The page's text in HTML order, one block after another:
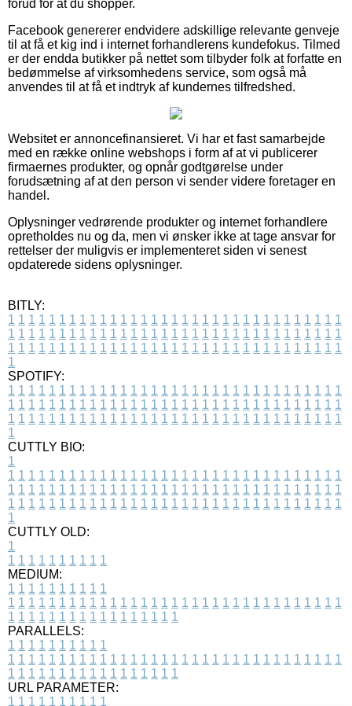
forud for at du shopper.
Facebook genererer endvidere adskillige relevante genveje
til at få et kig ind i internet forhandlerens kundefokus. Tilmed
er der endda butikker på nettet som tilbyder folk at forfatte en
bedømmelse af virksomhedens service, som også må
anvendes til at få et indtryk af kundernes tilfredshed.
Websitet er annoncefinansieret. Vi har et fast samarbejde
med en række online webshops i form af at vi publicerer
firmaernes produkter, og opnår godtgørelse under
forudsætning af at den person vi sender videre foretager en
handel.
Oplysninger vedrørende produkter og internet forhandlere
opretholdes nu og da, men vi ønsker ikke at tage ansvar for
rettelser der muligvis er implementeret siden vi senest
opdaterede sidens oplysninger.
BITLY:
1 1 1 1 1 1 1 1 1 1 1 1 1 1 1 1 1 1 1 1 1 1 1 1 1 1 1 1 1 1 1 1 1
1 1 1 1 1 1 1 1 1 1 1 1 1 1 1 1 1 1 1 1 1 1 1 1 1 1 1 1 1 1 1 1 1
1 1 1 1 1 1 1 1 1 1 1 1 1 1 1 1 1 1 1 1 1 1 1 1 1 1 1 1 1 1 1 1 1
1
SPOTIFY:
1 1 1 1 1 1 1 1 1 1 1 1 1 1 1 1 1 1 1 1 1 1 1 1 1 1 1 1 1 1 1 1 1
1 1 1 1 1 1 1 1 1 1 1 1 1 1 1 1 1 1 1 1 1 1 1 1 1 1 1 1 1 1 1 1 1
1 1 1 1 1 1 1 1 1 1 1 1 1 1 1 1 1 1 1 1 1 1 1 1 1 1 1 1 1 1 1 1 1
1
CUTTLY BIO:
1
1 1 1 1 1 1 1 1 1 1 1 1 1 1 1 1 1 1 1 1 1 1 1 1 1 1 1 1 1 1 1 1 1
1 1 1 1 1 1 1 1 1 1 1 1 1 1 1 1 1 1 1 1 1 1 1 1 1 1 1 1 1 1 1 1 1
1 1 1 1 1 1 1 1 1 1 1 1 1 1 1 1 1 1 1 1 1 1 1 1 1 1 1 1 1 1 1 1 1
1
CUTTLY OLD:
1
1 1 1 1 1 1 1 1 1 1
MEDIUM:
1 1 1 1 1 1 1 1 1 1
1 1 1 1 1 1 1 1 1 1 1 1 1 1 1 1 1 1 1 1 1 1 1 1 1 1 1 1 1 1 1 1 1
1 1 1 1 1 1 1 1 1 1 1 1 1 1 1 1 1
PARALLELS:
1 1 1 1 1 1 1 1 1 1
1 1 1 1 1 1 1 1 1 1 1 1 1 1 1 1 1 1 1 1 1 1 1 1 1 1 1 1 1 1 1 1 1
1 1 1 1 1 1 1 1 1 1 1 1 1 1 1 1 1
URL PARAMETER:
1 1 1 1 1 1 1 1 1 1